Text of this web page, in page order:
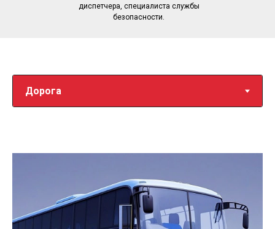
диспетчера, специалиста службы
безопасности.